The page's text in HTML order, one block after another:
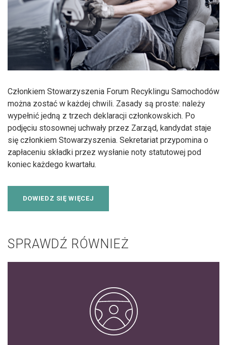
Członkiem Stowarzyszenia Forum Recyklingu Samochodów
można zostać w każdej chwili. Zasady są proste: należy
wypełnić jedną z trzech deklaracji członkowskich. Po
podjęciu stosownej uchwały przez Zarząd, kandydat staje
się członkiem Stowarzyszenia. Sekretariat przypomina o
zapłaceniu składki przez wysłanie noty statutowej pod
koniec każdego kwartału.
DOWIEDZ SIĘ WIĘCEJ
SPRAWDŹ RÓWNIEŻ